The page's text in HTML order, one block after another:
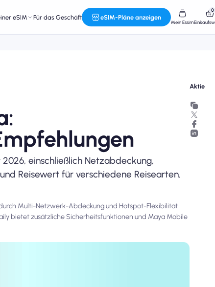
eSIM Für das Geschäft eSIM-Pläne anzeigen
Mein Essim
0
einschließlich Netzabdeckung,
Reisewert für verschiedene Reisearten.
Multi-Netzwerk-Abdeckung und Hotspot-Flexibilität
bietet zusätzliche Sicherheitsfunktionen und Maya Mobile
Aktie